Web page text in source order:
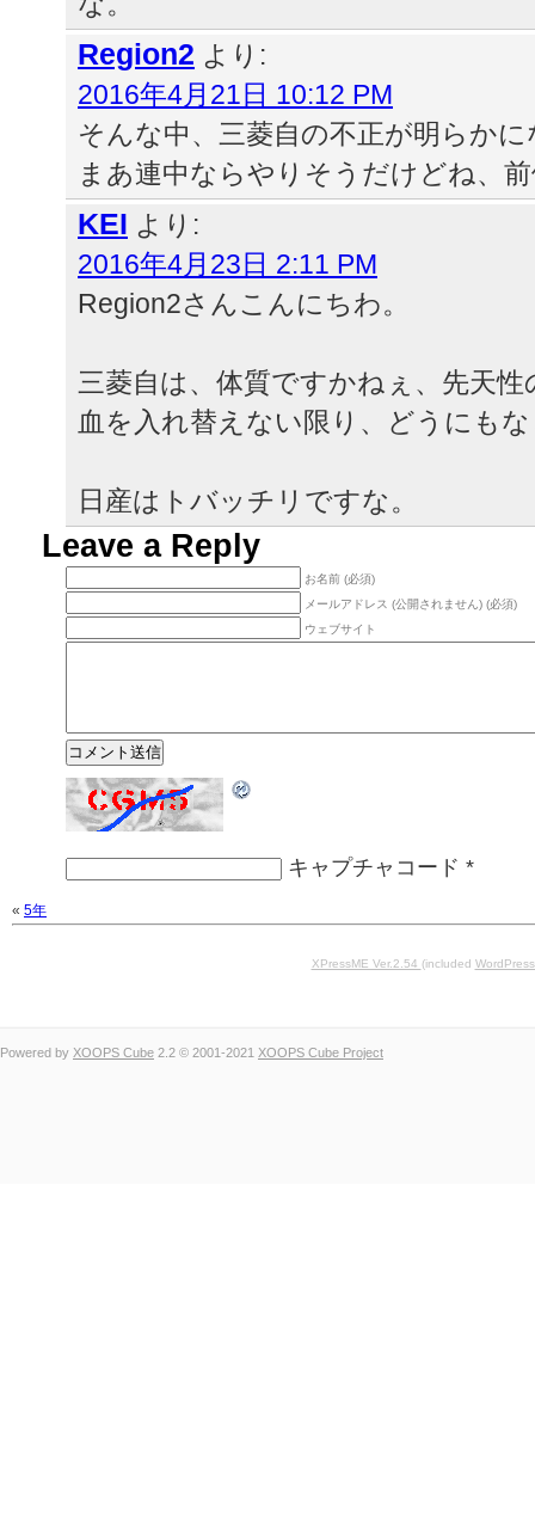
Region2 より:
2016年4月21日 10:12 PM
そんな中、三菱自の不正が明らか
まあ連中ならやりそうだけどね、
KEI より:
2016年4月23日 2:11 PM
Region2さんこんにちわ。
三菱自は、体質ですかねぇ、先天性
血を入れ替えない限り、どうにも
日産はトバッチリですな。
Leave a Reply
お名前 (必須)
メールアドレス (公開されません) (必須)
ウェブサイト
キャプチャコード *
« 5年
XPressME Ver.2.54 (included
Powered by XOOPS Cube 2.2 © 2001-2021 XOOPS Cube Project